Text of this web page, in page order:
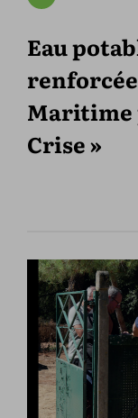
Eau
Maritime
Crise »